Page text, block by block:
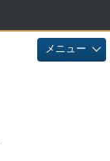
メニュー